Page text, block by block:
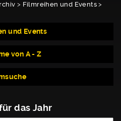
> Filmreihen und Events >
und Events
von A - Z
das Jahr